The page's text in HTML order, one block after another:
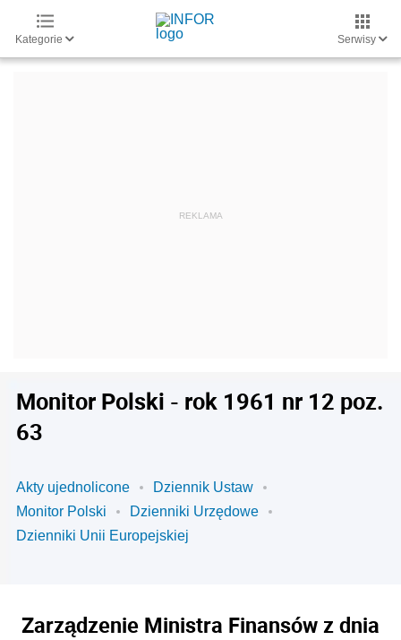
Kategorie Serwisy
Monitor Polski - rok 1961 nr 12 poz.
63
Akty ujednolicone
Dziennik Ustaw
Monitor Polski
Dzienniki Urzędowe
Dzienniki Unii Europejskiej
Zarządzenie Ministra Finansów z dnia